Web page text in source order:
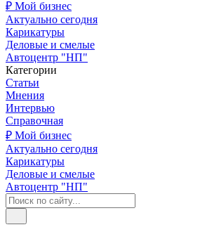
₽ Мой бизнес
Актуально сегодня
Карикатуры
Деловые и смелые
Автоцентр "НП"
Категории
Статьи
Мнения
Интервью
Справочная
₽ Мой бизнес
Актуально сегодня
Карикатуры
Деловые и смелые
Автоцентр "НП"